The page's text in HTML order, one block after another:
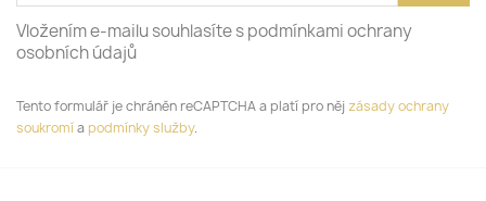
Vložením e-mailu souhlasíte s podmínkami ochrany
osobních údajů
Tento formulář je chráněn reCAPTCHA a platí pro něj zásady ochrany
soukromía podmínky služby.